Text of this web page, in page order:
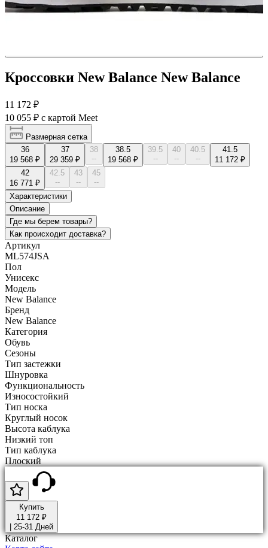
Кроссовки New Balance New Balance
11 172 ₽
10 055 ₽ с картой Meet
Размерная сетка
36
19 568 ₽
37
29 359 ₽
38
--
38.5
19 568 ₽
39.5
--
40
--
40.5
--
41.5
11 172 ₽
42
16 771 ₽
42.5
--
43
--
45
--
Характеристики
Описание
Где мы берем товары?
Как происходит доставка?
Артикул
ML574JSA
Пол
Унисекс
Модель
New Balance
Бренд
New Balance
Категория
Обувь
Сезоны
Тип застежки
Шнуровка
Функциональность
Износостойкий
Тип носка
Круглый носок
Высота каблука
Низкий топ
Тип каблука
Плоский
Купить
11 172 ₽
25-31 Дней
Каталог